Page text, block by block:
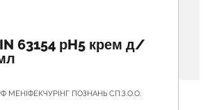
63154 рH5 крем д/
МЕНІФЕКЧУРІНГ ПОЗНАНЬ СП.З.О.О.